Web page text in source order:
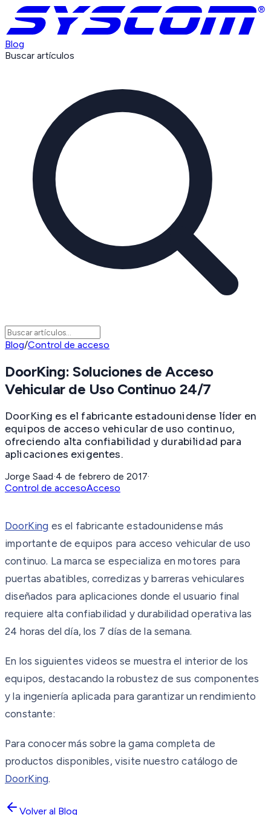
Blog
Buscar artículos
Blog/Control de acceso
DoorKing: Soluciones de Acceso
Vehicular de Uso Continuo 24/7
DoorKing es el fabricante estadounidense líder en
equipos de acceso vehicular de uso continuo,
ofreciendo alta confiabilidad y durabilidad para
aplicaciones exigentes.
Jorge Saad·4 de febrero de 2017·
Control de accesoAcceso
DoorKing es el fabricante estadounidense más
importante de equipos para acceso vehicular de uso
continuo. La marca se especializa en motores para
puertas abatibles, corredizas y barreras vehiculares
diseñados para aplicaciones donde el usuario final
requiere alta confiabilidad y durabilidad operativa las
24 horas del día, los 7 días de la semana.
En los siguientes videos se muestra el interior de los
equipos, destacando la robustez de sus componentes
y la ingeniería aplicada para garantizar un rendimiento
constante:
Para conocer más sobre la gama completa de
productos disponibles, visite nuestro catálogo de
DoorKing.
Volver al Blog